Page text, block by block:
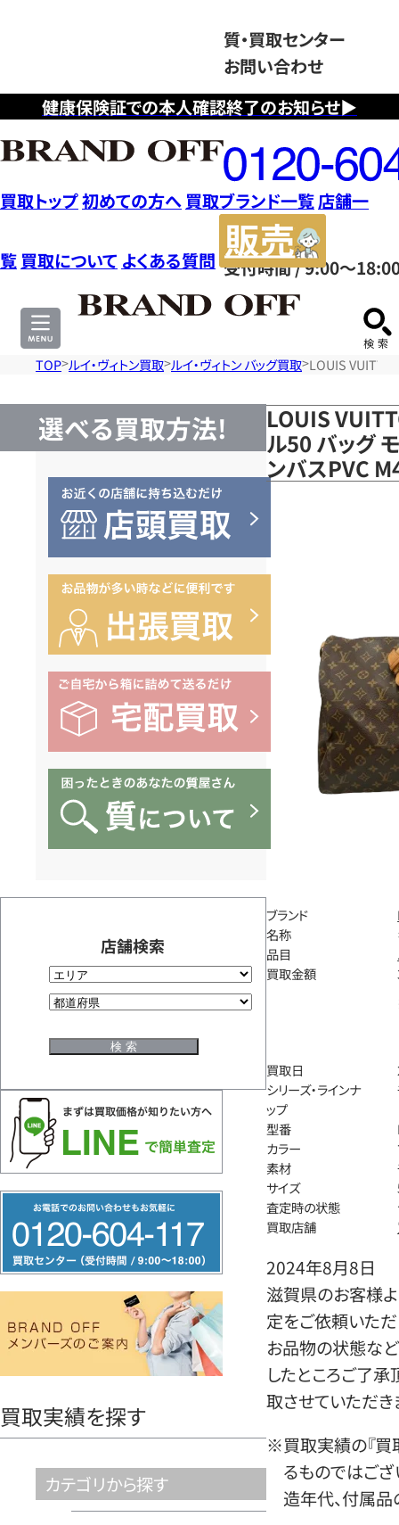
健康保険証での本人確認終了のお知らせ▶
質・買取センター
お問い合わせ
フ
リ
ー
ダ
イ
ヤ
ル
0120604117
受付時間 / 9:00～
買取トップ初めての方へ 買取ブランド一覧店舗一
覧 買取について よくある質問
サ
TOP ルイ・ヴィトン買取 ルイ・ヴィトン バッグ買取 LOUIS
選べる買取方法!
店舗検索
リ
ー
ヤ
買取実績を探す
カテゴリから探す
LOUIS
ル50 バッグ
ンバスPVC
ブランド
名称
品目
買取金額
買取日
シリーズ・ラインナ
ップ
型番
カラー
素材
サイズ
査定時の状態
買取店舗
2024年8月8日
滋賀県のお客様よ
定をご依頼いただ
お品物の状態など
したところご了
取させていただき
※買取実績の『買
るものではござ
造年代、付属品